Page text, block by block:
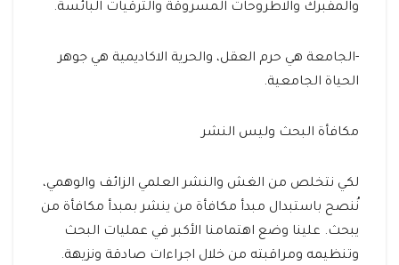
والمفبرك والاطروحات المسروقة والترقيات البائسة.
-الجامعة هي حرم العقل، والحرية الاكاديمية هي جوهر
الحياة الجامعية.
مكافأة البحث وليس النشر
لكي نتخلص من الغش والنشر العلمي الزائف والوهمي،
نُنصح باستبدال مبدأ مكافأة من ينشر بمبدأ مكافأة من
يبحث. علينا وضع اهتمامنا الأكبر في عمليات البحث
وتنظيمه ومراقبته من خلال اجراءات صادقة ونزيهة.